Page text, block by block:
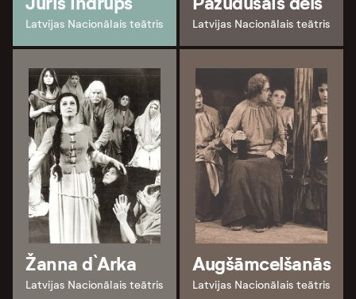
Latvijas Nacionālais teātris Latvijas Nacionālais teātris
Žanna d`Arka
Latvijas Nacionālais teātris
Augšāmcelšanās
Latvijas Nacionālais teātris